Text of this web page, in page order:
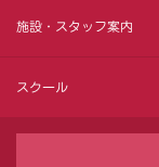
施設・スタッフ案内
スクール